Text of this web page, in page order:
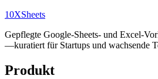
10XSheets
Gepflegte Google-Sheets- und Excel-
—kuratiert für Startups und wachsende
Produkt